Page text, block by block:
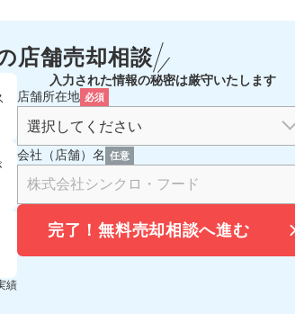
店舗売却相談
績
入力された情報の秘密は厳守いたします
店舗所在地 必須
会社（店舗）名 任意
完了！無料売却相談へ進む